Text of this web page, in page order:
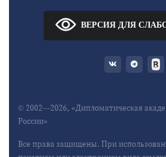
ВЕРСИЯ ДЛЯ
© 2002—2026, «Дипломатическая
России»
Все права защищены. При